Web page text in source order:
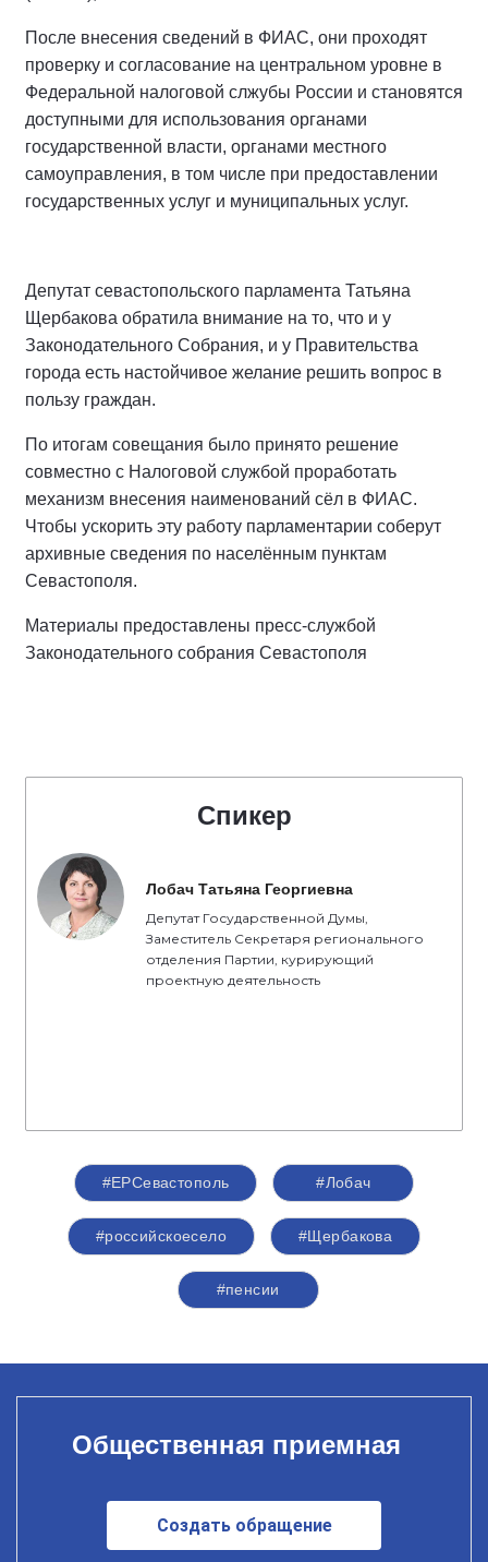
После внесения сведений в ФИАС, они проходят
проверку и согласование на центральном уровне в
Федеральной налоговой слжубы России и становятся
доступными для использования органами
государственной власти, органами местного
самоуправления, в том числе при предоставлении
государственных услуг и муниципальных услуг.
Депутат севастопольского парламента Татьяна
Щербакова обратила внимание на то, что и у
Законодательного Собрания, и у Правительства
города есть настойчивое желание решить вопрос в
пользу граждан.
По итогам совещания было принято решение
совместно с Налоговой службой проработать
механизм внесения наименований сёл в ФИАС.
Чтобы ускорить эту работу парламентарии соберут
архивные сведения по населённым пунктам
Севастополя.
Материалы предоставлены пресс-службой
Законодательного собрания Севастополя
Спикер
Лобач Татьяна Георгиевна
Депутат Государственной Думы,
Заместитель Секретаря регионального
отделения Партии, курирующий
проектную деятельность
#ЕРСевастополь #Лобач
#российскоесело #Щербакова
#пенсии
Общественная приемная
Создать обращение